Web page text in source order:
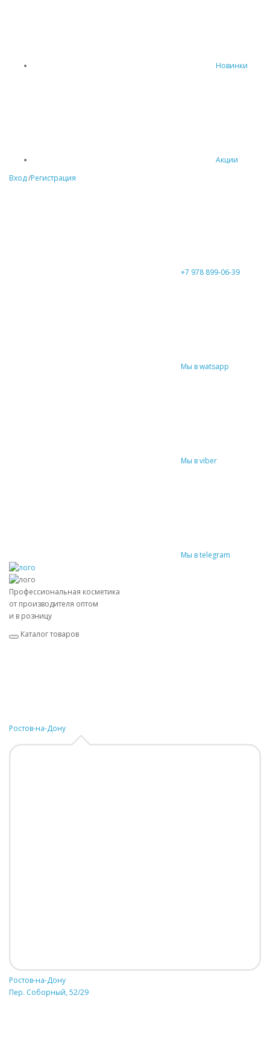
Новинки
Акции
Вход/Регистрация
+7 978 899-06-39
Мы в watsapp
Мы в viber
Мы в telegram
Профессиональная косметика
от производителя оптом
и в розницу
Каталог товаров
Ростов-на-Дону
Ростов-на-Дону
Пер. Соборный, 52/29